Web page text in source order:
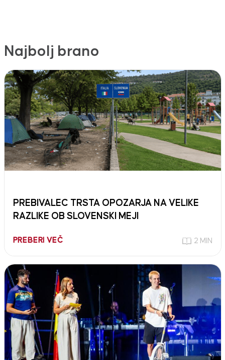
Najbolj brano
PREBIVALEC TRSTA OPOZARJA NA VELIKE
RAZLIKE OB SLOVENSKI MEJI
PREBERI VEČ 2 MIN